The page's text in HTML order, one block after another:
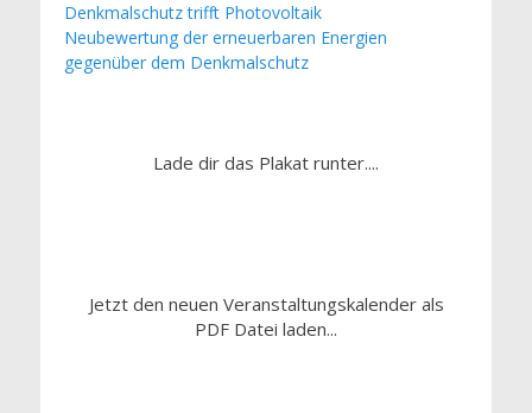
Denkmalschutz trifft Photovoltaik
Neubewertung der erneuerbaren Energien
gegenüber dem Denkmalschutz
Lade dir das Plakat runter....
Jetzt den neuen Veranstaltungskalender als
PDF Datei laden...